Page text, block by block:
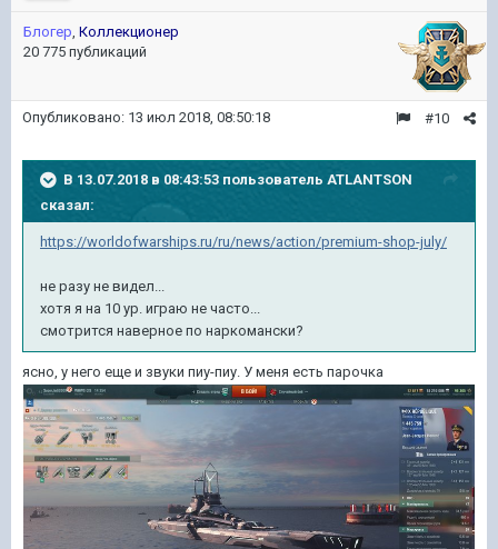
Блогер, Коллекционер
20 775 публикаций
#10
Опубликовано: 13 июл 2018, 08:50:18
В 13.07.2018 в 08:43:53 пользователь ATLANTSON
сказал:
https://worldofwarships.ru/ru/news/action/premium-shop-july/
не разу не видел...
хотя я на 10 ур. играю не часто...
смотрится наверное по наркомански?
ясно, у него еще и звуки пиу-пиу. У меня есть парочка